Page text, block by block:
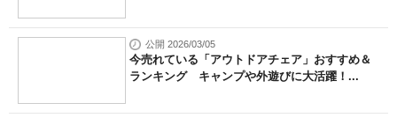
公開 2026/03/05
今売れている「アウトドアチェア」おすすめ＆
ランキング キャンプや外遊びに大活躍！...